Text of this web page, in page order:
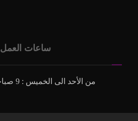
ساعات العمل
من الأحد الى الخميس : 9 صباحا الى 5 مساء